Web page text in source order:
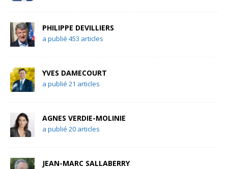
PHILIPPE DEVILLIERS
a publié 453 articles
YVES DAMECOURT
a publié 21 articles
AGNES VERDIE-MOLINIE
a publié 20 articles
JEAN-MARC SALLABERRY